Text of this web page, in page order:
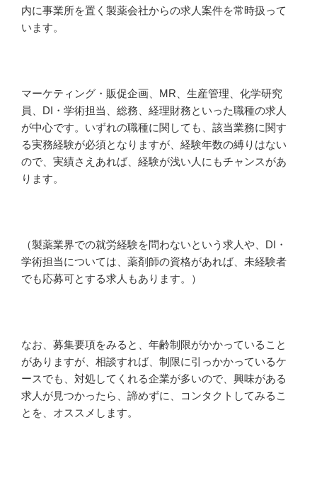
内に事業所を置く製薬会社からの求人案件を常時扱って
います。
マーケティング・販促企画、MR、生産管理、化学研究
員、DI・学術担当、総務、経理財務といった職種の求人
が中心です。いずれの職種に関しても、該当業務に関す
る実務経験が必須となりますが、経験年数の縛りはない
ので、実績さえあれば、経験が浅い人にもチャンスがあ
ります。
（製薬業界での就労経験を問わないという求人や、DI・
学術担当については、薬剤師の資格があれば、未経験者
でも応募可とする求人もあります。）
なお、募集要項をみると、年齢制限がかかっていること
がありますが、相談すれば、制限に引っかかっているケ
ースでも、対処してくれる企業が多いので、興味がある
求人が見つかったら、諦めずに、コンタクトしてみるこ
とを、オススメします。